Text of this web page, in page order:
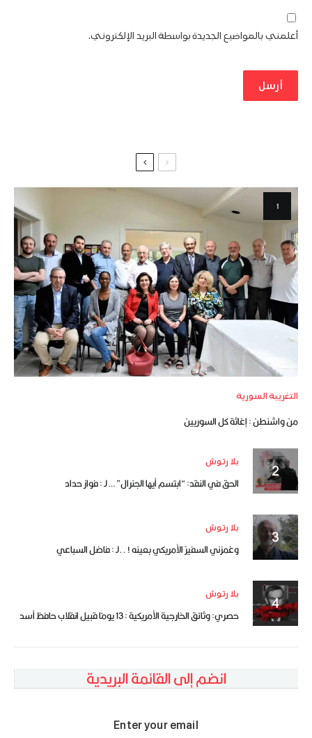
أعلمني بالمواضيع الجديدة بواسطة البريد الإلكتروني.
التغريبة السورية
من واشنطن : إغاثة كل السوريين
بلا رتوش
الحق في النقد: “ابتسم أيها الجنرال” … لـ : فواز حداد
بلا رتوش
وغمزني السفيرُ الأمريكي بعينه ! ..لـ : فاضل السباعي
بلا رتوش
حصري: وثائق الخارجية الأمريكية : 13 يومًا قبيل انقلاب حافظ أسد
انضم إلى القائمة البريدية